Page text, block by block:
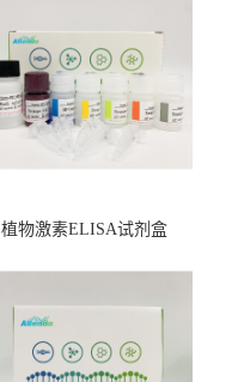
植物激素ELISA试剂盒